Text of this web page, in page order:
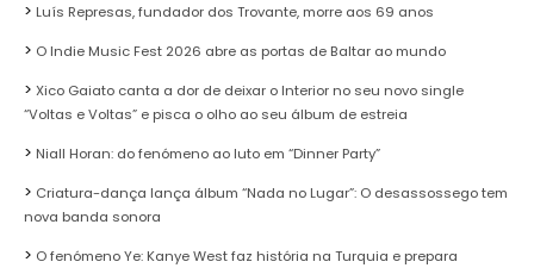
Luís Represas, fundador dos Trovante, morre aos 69 anos
O Indie Music Fest 2026 abre as portas de Baltar ao mundo
Xico Gaiato canta a dor de deixar o Interior no seu novo single
“Voltas e Voltas” e pisca o olho ao seu álbum de estreia
Niall Horan: do fenómeno ao luto em “Dinner Party”
Criatura-dança lança álbum “Nada no Lugar”: O desassossego tem
nova banda sonora
O fenómeno Ye: Kanye West faz história na Turquia e prepara